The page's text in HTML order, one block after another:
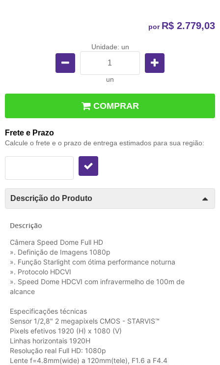
por R$ 2.779,03
Unidade: un
un
COMPRAR
Frete e Prazo
Calcule o frete e o prazo de entrega estimados para sua região:
Descrição do Produto
Descrição
Câmera Speed Dome Full HD
». Definição de Imagens 1080p
». Função Starlight com ótima performance noturna
». Protocolo HDCVI
». Speed Dome HDCVI com infravermelho de 100m de
alcance
Especificações técnicas
Sensor 1/2,8" 2 megapixels CMOS - STARVIS™
Pixels efetivos 1920 (H) x 1080 (V)
Linhas horizontais 1920H
Resolução real Full HD: 1080p
Lente f=4.8mm(wide) a 120mm(tele), F1.6 a F4.4